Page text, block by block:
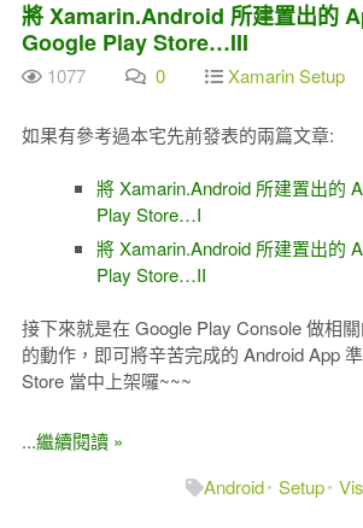
將 Xamarin.Android 所建置出的
Google Play Store…III
1077 0 Xamarin Setup
如果有參考過本宅先前發表的兩篇文章:
將 Xamarin.Android 所建置出的
Play Store…I
將 Xamarin.Android 所建置出的
Play Store…II
接下來就是在 Google Play Console 做相
的動作，即可將辛苦完成的 Android App
Store 當中上架囉~~~
...繼續閱讀 »
Android Setup